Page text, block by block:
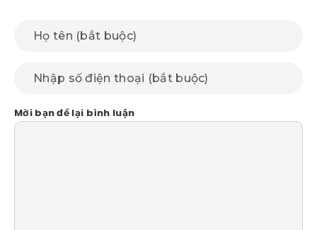
Mời bạn để lại bình luận